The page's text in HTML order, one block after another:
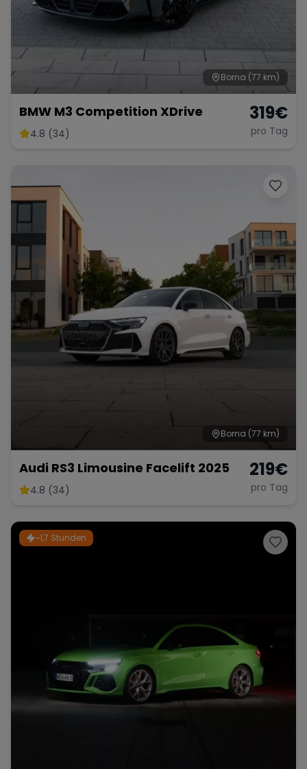
Range Rover Corvette
Borna (77 km)
BMW M3 Competition XDrive
4.8 (34)
319€
pro Tag
Borna (77 km)
Audi RS3 Limousine Facelift 2025
4.8 (34)
219€
pro Tag
~1,7 Stunden